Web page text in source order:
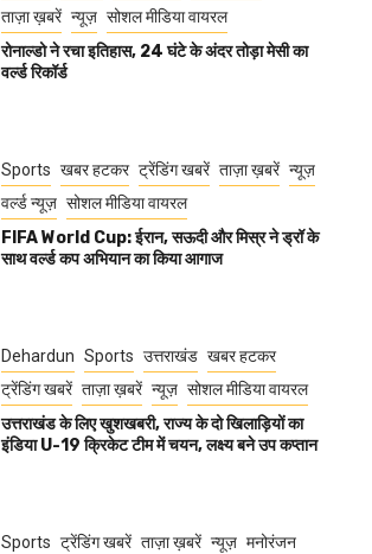
ताज़ा ख़बरें न्यूज़ सोशल मीडिया वायरल
रोनाल्डो ने रचा इतिहास, 24 घंटे के अंदर तोड़ा मेसी का
वर्ल्ड रिकॉर्ड
Sports खबर हटकर ट्रेंडिंग खबरें ताज़ा ख़बरें न्यूज़
वर्ल्ड न्यूज़ सोशल मीडिया वायरल
FIFA World Cup: ईरान, सऊदी और मिस्र ने ड्रॉ के
साथ वर्ल्ड कप अभियान का किया आगाज
Dehardun Sports उत्तराखंड खबर हटकर
ट्रेंडिंग खबरें ताज़ा ख़बरें न्यूज़ सोशल मीडिया वायरल
उत्तराखंड के लिए खुशखबरी, राज्य के दो खिलाड़ियों का
इंडिया U-19 क्रिकेट टीम में चयन, लक्ष्य बने उप कप्तान
Sports ट्रेंडिंग खबरें ताज़ा ख़बरें न्यूज़ मनोरंजन